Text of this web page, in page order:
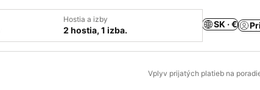
Hostia a izby
2 hostia, 1 izba.
SK · €
Vplyv prijatých platieb na